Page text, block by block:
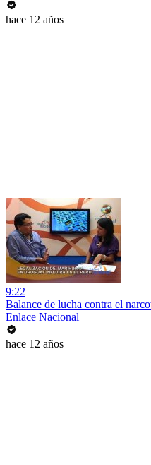
hace 12 años
9:22
Balance de lucha contra el
Enlace Nacional
hace 12 años